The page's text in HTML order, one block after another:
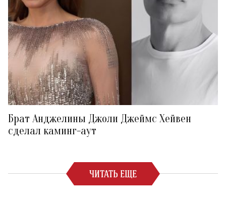
Брат Анджелины Джоли Джеймс Хейвен
сделал каминг-аут
ЧИТАТЬ ЕЩЕ